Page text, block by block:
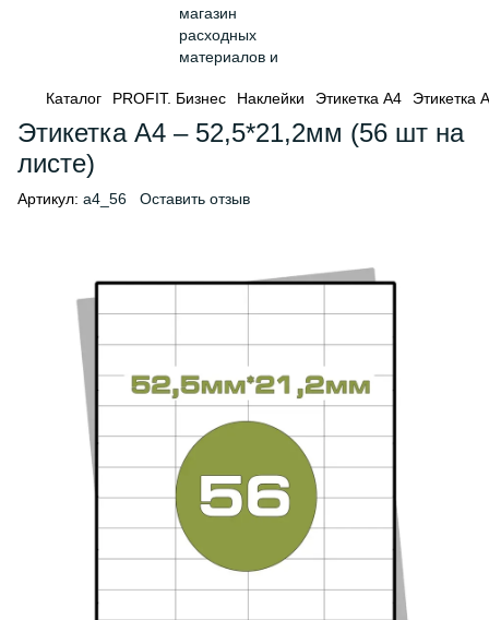
Каталог PROFIT. Бизнес Наклейки Этикетка А4 Этикетка
Этикетка А4 – 52,5*21,2мм (56 шт на
листе)
Артикул: a4_56 Оставить отзыв